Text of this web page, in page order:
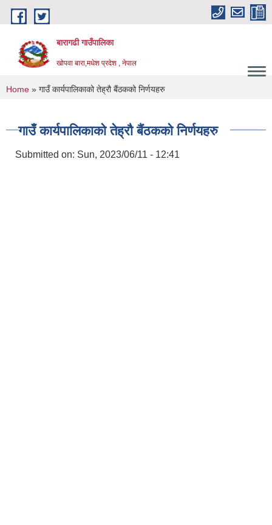
Skip to main content
बारागढी गाउँपालिका
खोपवा बारा,मधेश प्रदेश , नेपाल
You are here
Home » गाउँ कार्यपालिकाको तेह्रौ बैंठकको निर्णयहरु
गाउँ कार्यपालिकाको तेह्रौ बैंठकको निर्णयहरु
Submitted on: Sun, 2023/06/11 - 12:41